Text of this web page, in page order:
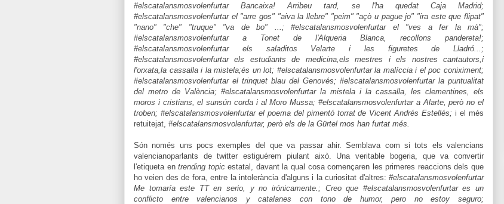
#elscatalansmosvolenfurtar Bancaixa! Arribeu tard, se l'ha quedat Caja Madrid;
#elscatalansmosvolenfurtar el "arre gos" "aiva la llebre" "peim" "açò u pague jo" "ira este que flipat"
"nano" "che" "truque" "va de bo" ...; #elscatalansmosvolenfurtar el "ves a fer la mà";
#elscatalansmosvolenfurtar a Tonet de l'Alqueria Blanca, recollons pandereta!;
#elscatalansmosvolenfurtar els saladitos Velarte i les figuretes de Lladró...;
#elscatalansmosvolenfurtar els estudiants de medicina,els mestres i els nostres cantautors,i
l'orxata,la cassalla i la mistela;és un lot; #elscatalansmosvolenfurtar la malíccia i el poc coniximent;
#elscatalansmosvolenfurtar el trinquet blau del Genovés; #elscatalansmosvolenfurtar la puntualitat
del metro de València; #elscatalansmosvolenfurtar la mistela i la cassalla, les clementines, els
moros i cristians, el sunsún corda i al Moro Mussa; #elscatalansmosvolenfurtar a Alarte, però no el
troben; #elscatalansmosvolenfurtar el poema del pimentó torrat de Vicent Andrés Estellés;i el més
retuitejat, #elscatalansmosvolenfurtar, però els de la Gürtel mos han furtat més.
Són només uns pocs exemples del que va passar ahir. Semblava com si tots els valencians
valencianoparlants de twitter estiguérem piulant això. Una veritable bogeria, que va convertir
l'etiqueta entrending topicestatal, davant la qual cosa començaren les primeres reaccions dels que
ho veien des de fora, entre la intolerància d'alguns i la curiositat d'altres: #elscatalansmosvolenfurtar
Me tomaría este TT en serio, y no irónicamente.; Creo que #elscatalansmosvolenfurtar es un
conflicto entre valencianos y catalanes con tono de humor, pero no estoy seguro;